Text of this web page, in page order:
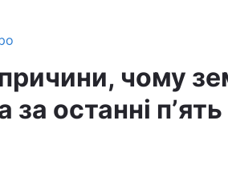
чому
останні пʼять